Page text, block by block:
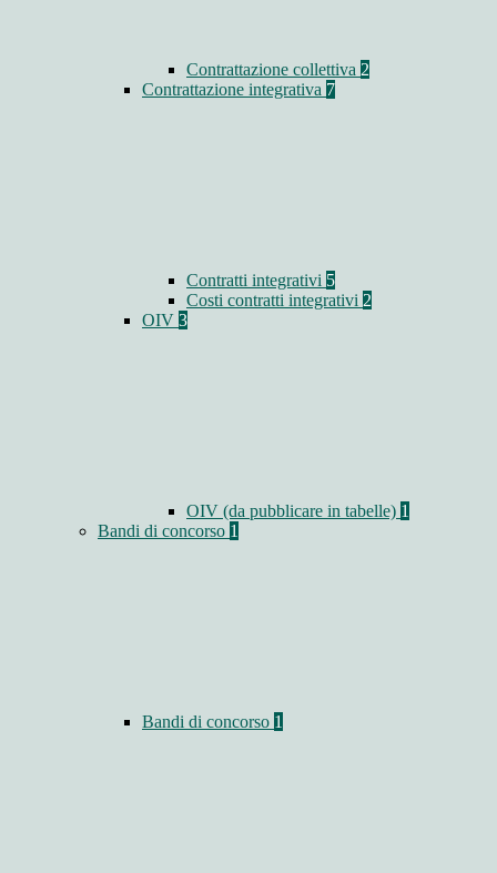
Contrattazione collettiva 2
Contrattazione integrativa 7
Contratti integrativi 5
Costi contratti integrativi 2
OIV 3
OIV (da pubblicare in tabelle) 1
Bandi di concorso 1
Bandi di concorso 1